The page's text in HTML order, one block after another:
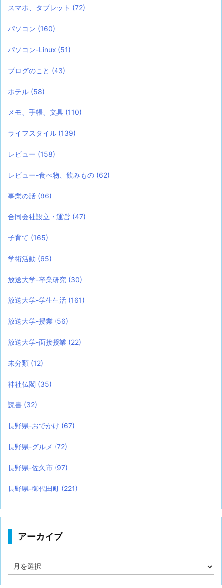
スマホ、タブレット (72)
パソコン (160)
パソコン-Linux (51)
ブログのこと (43)
ホテル (58)
メモ、手帳、文具 (110)
ライフスタイル (139)
レビュー (158)
レビュー-食べ物、飲みもの (62)
事業の話 (86)
合同会社設立・運営 (47)
子育て (165)
学術活動 (65)
放送大学-卒業研究 (30)
放送大学-学生生活 (161)
放送大学-授業 (56)
放送大学-面接授業 (22)
未分類 (12)
神社仏閣 (35)
読書 (32)
長野県-おでかけ (67)
長野県-グルメ (72)
長野県-佐久市 (97)
長野県-御代田町 (221)
アーカイブ
ー